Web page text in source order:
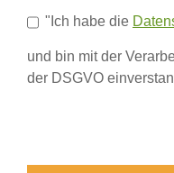
"Ich habe die
und bin mit der
der DSGVO